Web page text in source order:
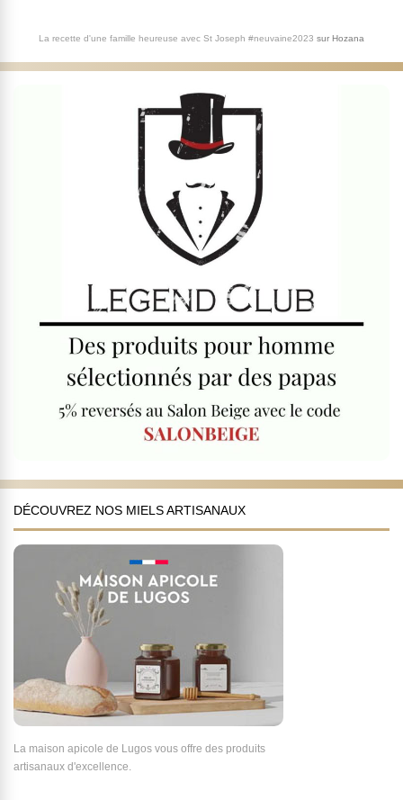
La recette d'une famille heureuse avec St Joseph #neuvaine2023 sur Hozana
DÉCOUVREZ NOS MIELS ARTISANAUX
La maison apicole de Lugos vous offre des produits
artisanaux d'excellence.